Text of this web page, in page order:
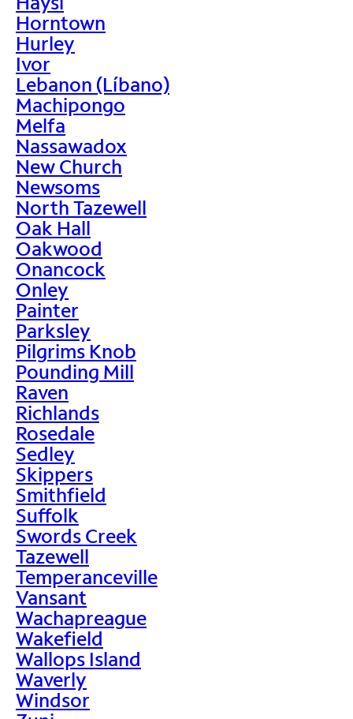
Horntown
Hurley
Ivor
Lebanon (Líbano)
Machipongo
Melfa
Nassawadox
New Church
Newsoms
North Tazewell
Oak Hall
Oakwood
Onancock
Onley
Painter
Parksley
Pilgrims Knob
Pounding Mill
Raven
Richlands
Rosedale
Sedley
Skippers
Smithfield
Suffolk
Swords Creek
Tazewell
Temperanceville
Vansant
Wachapreague
Wakefield
Wallops Island
Waverly
Windsor